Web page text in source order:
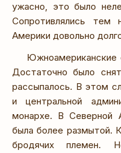
ужасно, это было
Сопротивлялись тем
Америки довольно
Южноамериканские
Достаточно было
рассыпалось. В этом
и центральной
монархе. В Северной
была более размытой.
бродячих племен.